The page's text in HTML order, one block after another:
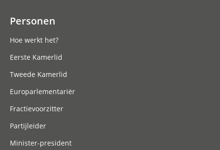
Personen
Hoe werkt het?
Eerste Kamerlid
Tweede Kamerlid
Europarlementariër
Fractievoorzitter
Partijleider
Minister-president